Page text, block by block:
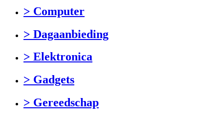
> Computer
> Dagaanbieding
> Elektronica
> Gadgets
> Gereedschap